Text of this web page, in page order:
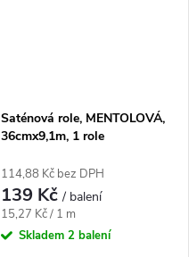
Saténová role, MENTOLOVÁ,
36cmx9,1m, 1 role
114,88 Kč bez DPH
139 Kč/ balení
Měrná
cena:
15,27 Kč / 1 m
Skladem 2 balení